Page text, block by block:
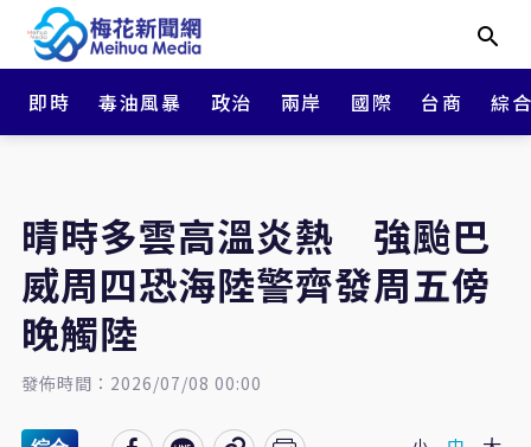
即時 毒油風暴 政治 兩岸 國際 台商 綜
晴時多雲高溫炎熱 強颱巴
威周四恐海陸警齊發周五傍
晚觸陸
發佈時間：2026/07/08 00:00